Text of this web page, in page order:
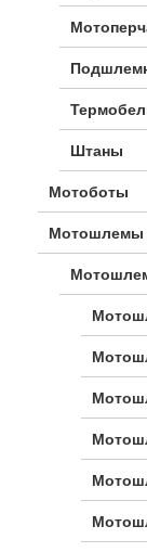
Штаны
Мотоботы
Мотошлемы